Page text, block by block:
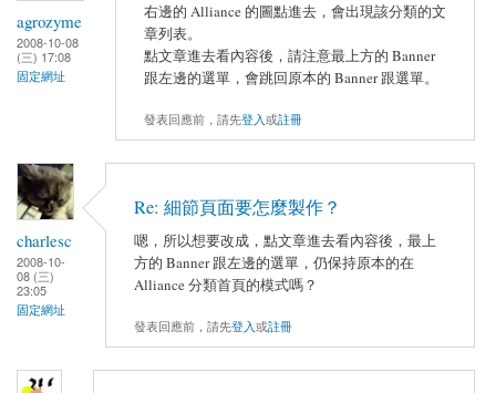
agrozyme
2008-10-08
(三) 17:08
固定網址
右邊的 Alliance 的圖點進去，會出現該分類的文
章列表。
點文章進去看內容後，請注意最上方的 Banner
跟左邊的選單，會跳回原本的 Banner 跟選單。
發表回應前，請先登入或註冊
charlesc
2008-10-
08 (三)
23:05
固定網址
Re: 細節頁面要怎麼製作？
嗯，所以想要改成，點文章進去看內容後，最上
方的 Banner 跟左邊的選單，仍保持原本的在
Alliance 分類首頁的模式嗎？
發表回應前，請先登入或註冊